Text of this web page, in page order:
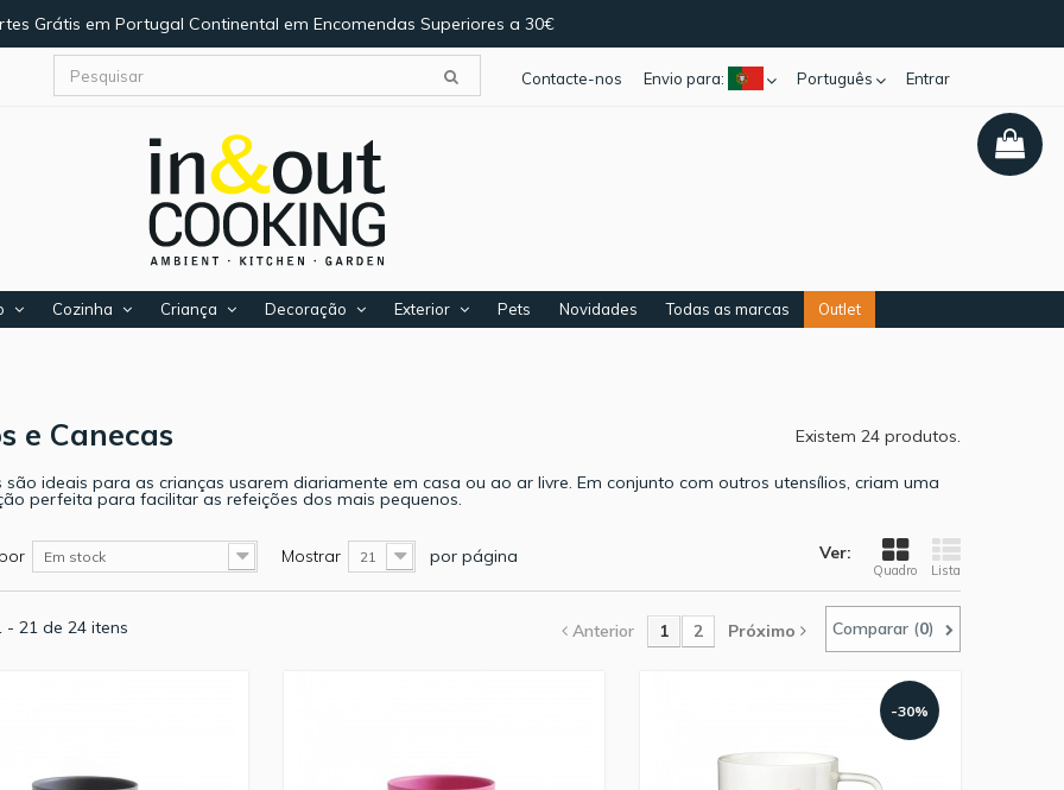
Grátis em Portugal Continental em Encomendas Superiores a 30€
Entrar
Português
Envio para:
Contacte-nos
Cozinha Criança Decoração Exterior Pets Novidades Todas as marcas Outlet
e Canecas Existem 24 produtos.
são ideais para as crianças usarem diariamente em casa ou ao ar livre. Em conjunto com outros utensílios, criam uma
perfeita para facilitar as refeições dos mais pequenos.
Ver:
Quadro Lista
Em stock Mostrar 21 por página
Comparar (0)
Anterior 1 2 Próximo
- 21 de 24 itens
-30%